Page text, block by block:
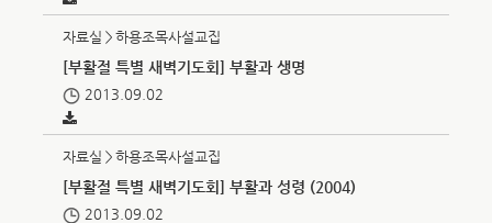
자료실＞하용조목사설교집
[부활절 특별 새벽기도회] 부활과 생명
2013.09.02
자료실＞하용조목사설교집
[부활절 특별 새벽기도회] 부활과 성령 (2004)
2013.09.02